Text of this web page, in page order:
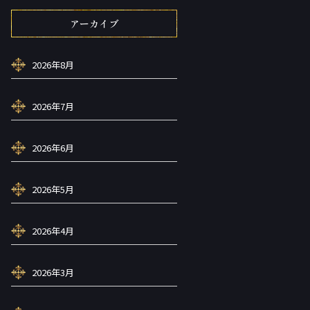
アーカイブ
2026年8月
2026年7月
2026年6月
2026年5月
2026年4月
2026年3月